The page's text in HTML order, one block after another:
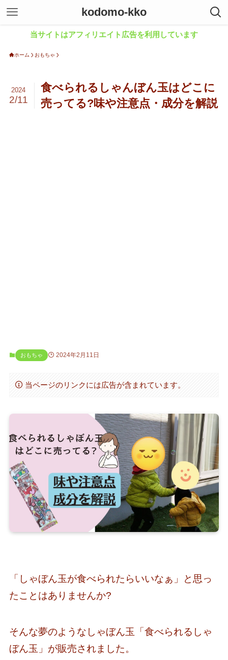
kodomo-kko
当サイトはアフィリエイト広告を利用しています
ホーム おもちゃ
食べられるしゃんぼん玉はどこに
売ってる?味や注意点・成分を解説
2024
2/11
おもちゃ 2024年2月11日
当ページのリンクには広告が含まれています。
「しゃぼん玉が食べられたらいいなぁ」と思っ
たことはありませんか?
そんな夢のようなしゃぼん玉「食べられるしゃ
ぼん玉」が販売されました。